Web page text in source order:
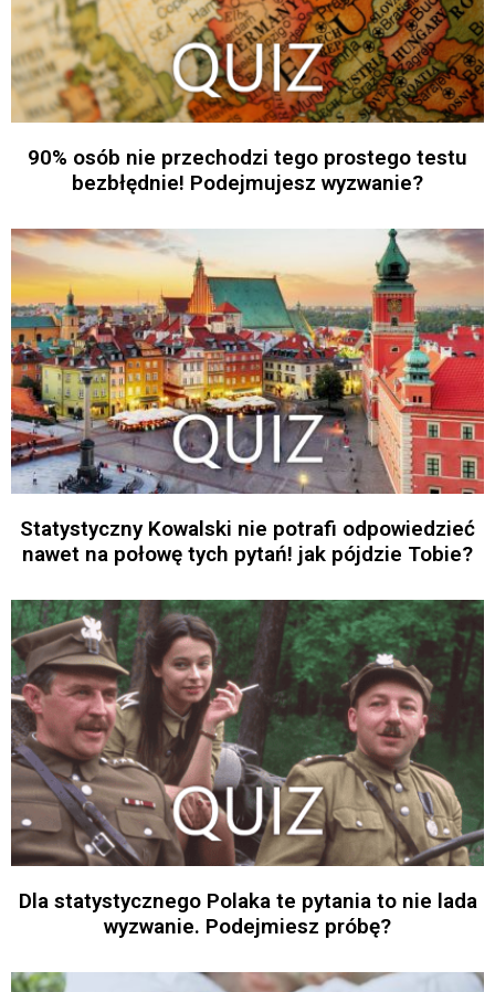
90% osób nie przechodzi tego prostego testu
bezbłędnie! Podejmujesz wyzwanie?
Statystyczny Kowalski nie potrafi odpowiedzieć
nawet na połowę tych pytań! jak pójdzie Tobie?
Dla statystycznego Polaka te pytania to nie lada
wyzwanie. Podejmiesz próbę?